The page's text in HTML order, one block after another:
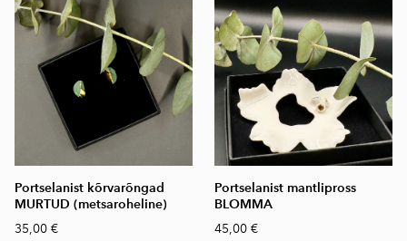
Portselanist kõrvarõngad
MURTUD (metsaroheline)
35,00 €
Portselanist mantlipross
BLOMMA
45,00 €